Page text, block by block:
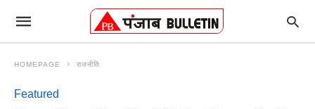
HOMEPAGE राजनीति
Featured